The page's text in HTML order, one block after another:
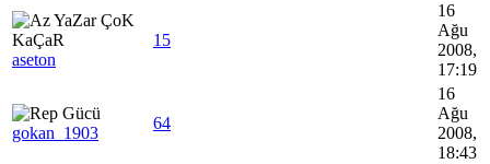
aseton
15
16
Ağu
2008,
17:19
gokan_1903
64
16
Ağu
2008,
18:43